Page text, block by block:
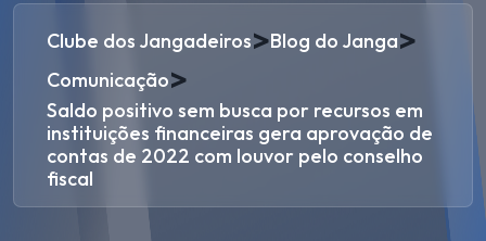
Clube dos Jangadeiros>Blog do Janga>
Comunicação>
Saldo positivo sem busca por recursos em
instituições financeiras gera aprovação de
contas de 2022 com louvor pelo conselho
fiscal